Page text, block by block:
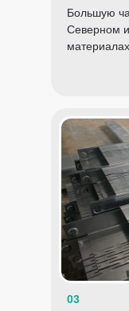
Большую
Северном
материалах.
03